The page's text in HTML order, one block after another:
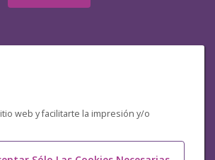
web y facilitarte la impresión y/o